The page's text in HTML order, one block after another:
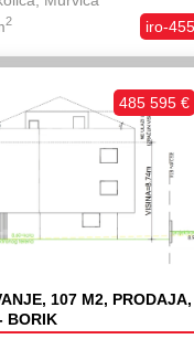
iro-455
2
107 M2, PRODAJA,
BORIK
485 595 €